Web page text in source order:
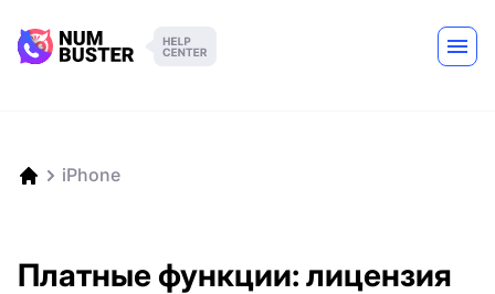
iPhone
Платные функции: лицензия